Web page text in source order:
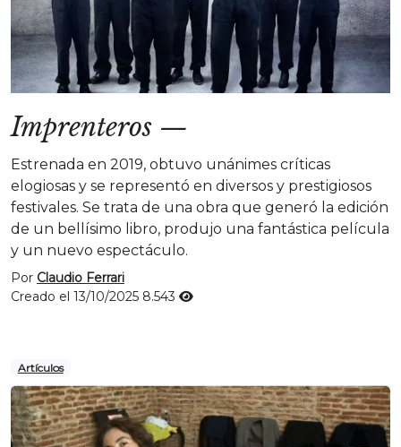
Imprenteros —
Estrenada en 2019, obtuvo unánimes críticas
elogiosas y se representó en diversos y prestigiosos
festivales. Se trata de una obra que generó la edición
de un bellísimo libro, produjo una fantástica película
y un nuevo espectáculo.
Por Claudio Ferrari
Creado el 13/10/2025 8.543
Artículos